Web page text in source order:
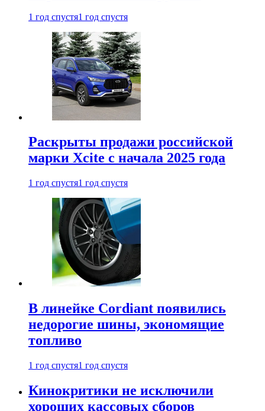
1 год спустя1 год спустя
Раскрыты продажи российской
марки Xcite с начала 2025 года
1 год спустя1 год спустя
В линейке Cordiant появились
недорогие шины, экономящие
топливо
1 год спустя1 год спустя
Кинокритики не исключили
хороших кассовых сборов